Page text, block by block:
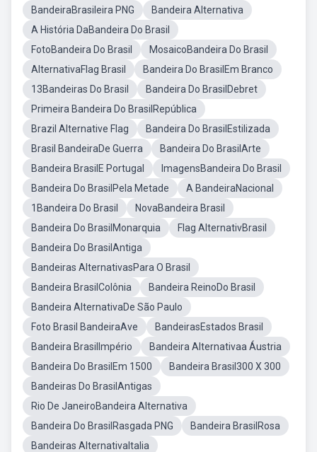
BandeiraBrasileira PNG
Bandeira Alternativa
A História DaBandeira Do Brasil
FotoBandeira Do Brasil
MosaicoBandeira Do Brasil
AlternativaFlag Brasil
Bandeira Do BrasilEm Branco
13Bandeiras Do Brasil
Bandeira Do BrasilDebret
Primeira Bandeira Do BrasilRepública
Brazil Alternative Flag
Bandeira Do BrasilEstilizada
Brasil BandeiraDe Guerra
Bandeira Do BrasilArte
Bandeira BrasilE Portugal
ImagensBandeira Do Brasil
Bandeira Do BrasilPela Metade
A BandeiraNacional
1Bandeira Do Brasil
NovaBandeira Brasil
Bandeira Do BrasilMonarquia
Flag AlternativBrasil
Bandeira Do BrasilAntiga
Bandeiras AlternativasPara O Brasil
Bandeira BrasilColônia
Bandeira ReinoDo Brasil
Bandeira AlternativaDe São Paulo
Foto Brasil BandeiraAve
BandeirasEstados Brasil
Bandeira BrasilImpério
Bandeira Alternativaa Áustria
Bandeira Do BrasilEm 1500
Bandeira Brasil300 X 300
Bandeiras Do BrasilAntigas
Rio De JaneiroBandeira Alternativa
Bandeira Do BrasilRasgada PNG
Bandeira BrasilRosa
Bandeiras AlternativaItalia